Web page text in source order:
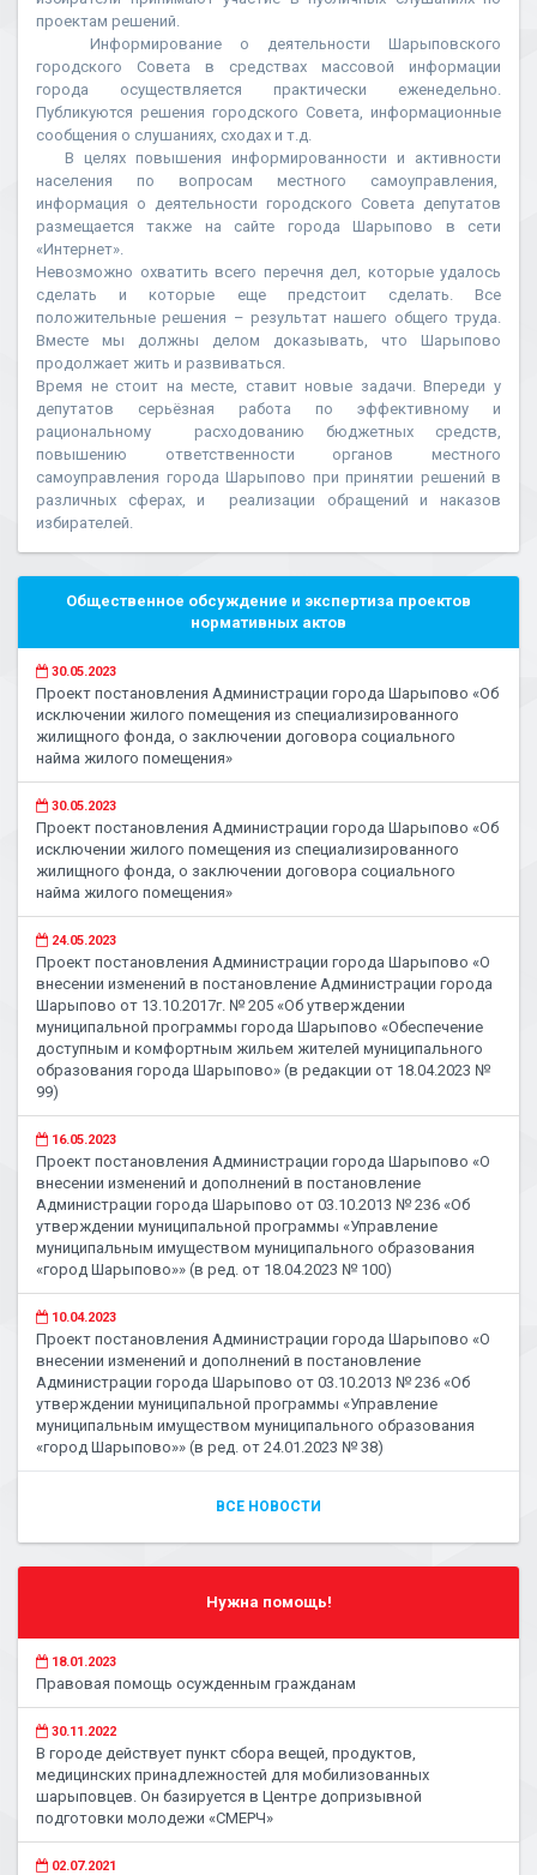
проектам решений.
Информирование о деятельности Шарыповского
городского Совета в средствах массовой информации
города осуществляется практически еженедельно.
Публикуются решения городского Совета, информационные
сообщения о слушаниях, сходах и т.д.
В целях повышения информированности и активности
населения по вопросам местного самоуправления,
информация о деятельности городского Совета депутатов
размещается также на сайте города Шарыпово в сети
«Интернет».
Невозможно охватить всего перечня дел, которые удалось
сделать и которые еще предстоит сделать. Все
положительные решения – результат нашего общего труда.
Вместе мы должны делом доказывать, что Шарыпово
продолжает жить и развиваться.
Время не стоит на месте, ставит новые задачи. Впереди у
депутатов серьёзная работа по эффективному и
рациональному расходованию бюджетных средств,
повышению ответственности органов местного
самоуправления города Шарыпово при принятии решений в
различных сферах, и реализации обращений и наказов
избирателей.
Общественное обсуждение и экспертиза проектов
нормативных актов
30.05.2023
Проект постановления Администрации города Шарыпово «Об
исключении жилого помещения из специализированного
жилищного фонда, о заключении договора социального
найма жилого помещения»
30.05.2023
Проект постановления Администрации города Шарыпово «Об
исключении жилого помещения из специализированного
жилищного фонда, о заключении договора социального
найма жилого помещения»
24.05.2023
Проект постановления Администрации города Шарыпово «О
внесении изменений в постановление Администрации города
Шарыпово от 13.10.2017г. № 205 «Об утверждении
муниципальной программы города Шарыпово «Обеспечение
доступным и комфортным жильем жителей муниципального
образования города Шарыпово» (в редакции от 18.04.2023 №
99)
16.05.2023
Проект постановления Администрации города Шарыпово «О
внесении изменений и дополнений в постановление
Администрации города Шарыпово от 03.10.2013 № 236 «Об
утверждении муниципальной программы «Управление
муниципальным имуществом муниципального образования
«город Шарыпово»» (в ред. от 18.04.2023 № 100)
10.04.2023
Проект постановления Администрации города Шарыпово «О
внесении изменений и дополнений в постановление
Администрации города Шарыпово от 03.10.2013 № 236 «Об
утверждении муниципальной программы «Управление
муниципальным имуществом муниципального образования
«город Шарыпово»» (в ред. от 24.01.2023 № 38)
ВСЕ НОВОСТИ
Нужна помощь!
18.01.2023
Правовая помощь осужденным гражданам
30.11.2022
В городе действует пункт сбора вещей, продуктов,
медицинских принадлежностей для мобилизованных
шарыповцев. Он базируется в Центре допризывной
подготовки молодежи «СМЕРЧ»
02.07.2021